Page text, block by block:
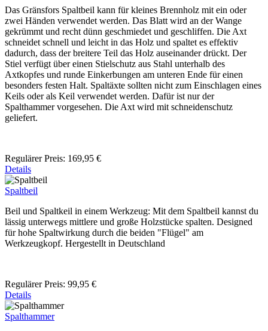
Das Gränsfors Spaltbeil kann für kleines Brennholz mit ein oder
zwei Händen verwendet werden. Das Blatt wird an der Wange
gekrümmt und recht dünn geschmiedet und geschliffen. Die Axt
schneidet schnell und leicht in das Holz und spaltet es effektiv
dadurch, dass der breitere Teil das Holz auseinander drückt. Der
Stiel verfügt über einen Stielschutz aus Stahl unterhalb des
Axtkopfes und runde Einkerbungen am unteren Ende für einen
besonders festen Halt. Spaltäxte sollten nicht zum Einschlagen eines
Keils oder als Keil verwendet werden. Dafür ist nur der
Spalthammer vorgesehen. Die Axt wird mit schneidenschutz
geliefert.
Regulärer Preis: 169,95 €
Details
Spaltbeil
Beil und Spaltkeil in einem Werkzeug: Mit dem Spaltbeil kannst du
lässig unterwegs mittlere und große Holzstücke spalten. Designed
für hohe Spaltwirkung durch die beiden "Flügel" am
Werkzeugkopf. Hergestellt in Deutschland
Regulärer Preis: 99,95 €
Details
Spalthammer